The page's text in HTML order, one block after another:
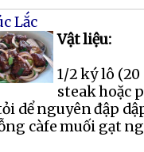
Lắc
Vật liệu:
1/2 ký lô
steak hoặc
dể nguyên đập
càfe muối gạt